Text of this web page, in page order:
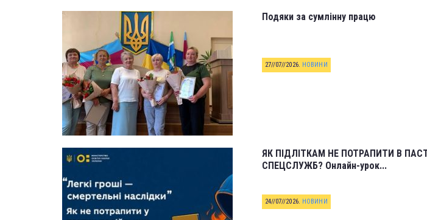
Подяки за сумлінну працю
27//07//2026. НОВИНИ
ЯК ПІДЛІТКАМ НЕ ПОТРАПИТИ В
СПЕЦСЛУЖБ? Онлайн-урок...
24//07//2026. НОВИНИ